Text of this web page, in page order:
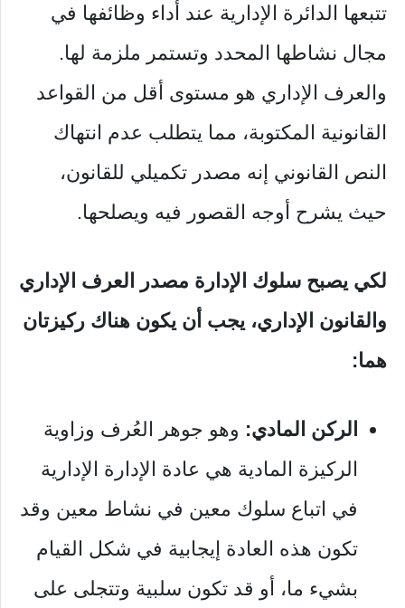
تتبعها الدائرة الإدارية عند أداء وظائفها في
مجال نشاطها المحدد وتستمر ملزمة لها.
والعرف الإداري هو مستوى أقل من القواعد
القانونية المكتوبة، مما يتطلب عدم انتهاك
النص القانوني إنه مصدر تكميلي للقانون،
حيث يشرح أوجه القصور فيه ويصلحها.
لكي يصبح سلوك الإدارة مصدر العرف الإداري
والقانون الإداري، يجب أن يكون هناك ركيزتان
هما:
الركن المادي: وهو جوهر العُرف وزاوية
الركيزة المادية هي عادة الإدارة الإدارية
في اتباع سلوك معين في نشاط معين وقد
تكون هذه العادة إيجابية في شكل القيام
بشيء ما، أو قد تكون سلبية وتتجلى على